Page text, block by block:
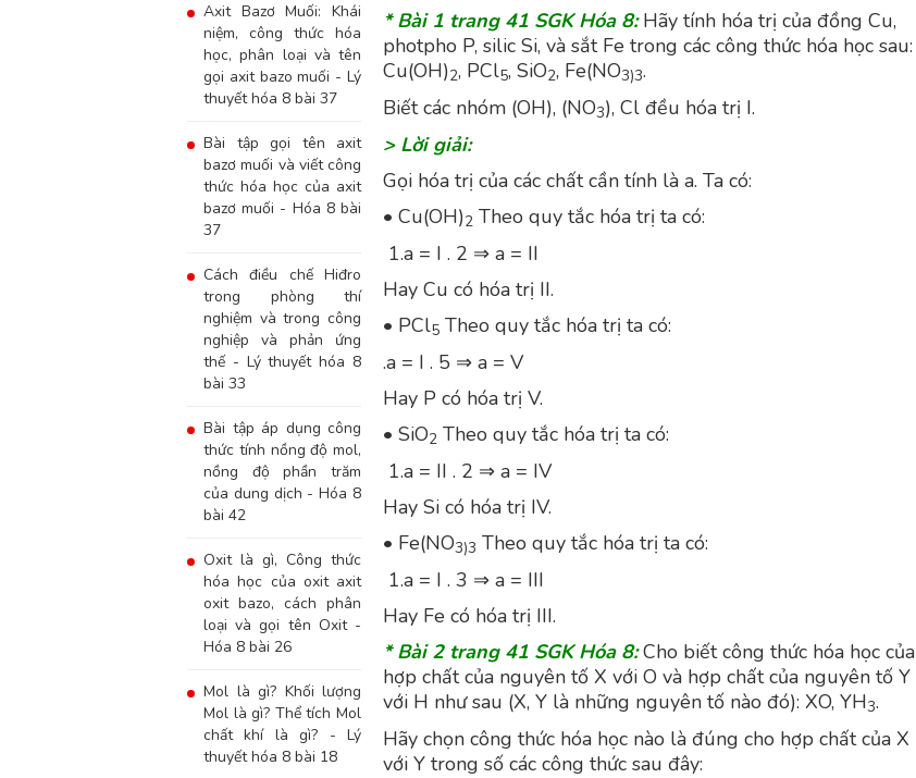
Axit Bazơ Muối: Khái
niệm, công thức hóa
học, phân loại và tên
gọi axit bazo muối - Lý
thuyết hóa 8 bài 37
Bài tập gọi tên axit
bazơ muối và viết công
thức hóa học của axit
bazơ muối - Hóa 8 bài
37
Cách điều chế Hiđro
trong phòng thí
nghiệm và trong công
nghiệp và phản ứng
thế - Lý thuyết hóa 8
bài 33
Bài tập áp dụng công
thức tính nồng độ mol,
nồng độ phần trăm
của dung dịch - Hóa 8
bài 42
Oxit là gì, Công thức
hóa học của oxit axit
oxit bazo, cách phân
loại và gọi tên Oxit -
Hóa 8 bài 26
Mol là gì? Khối lượng
Mol là gì? Thể tích Mol
chất khí là gì? - Lý
thuyết hóa 8 bài 18
* Bài 1 trang 41 SGK Hóa 8: Hãy tính hóa trị của đồng Cu,
photpho P, silic Si, và sắt Fe trong các công thức hóa học sau:
Cu(OH)2, PCl5, SiO2, Fe(NO3)3.
Biết các nhóm (OH), (NO3), Cl đều hóa trị I.
> Lời giải:
Gọi hóa trị của các chất cần tính là a. Ta có:
• Cu(OH)2 Theo quy tắc hóa trị ta có:
1.a = I . 2 ⇒ a = II
Hay Cu có hóa trị II.
• PCl5 Theo quy tắc hóa trị ta có:
.a = I . 5 ⇒ a = V
Hay P có hóa trị V.
• SiO2 Theo quy tắc hóa trị ta có:
1.a = II . 2 ⇒ a = IV
Hay Si có hóa trị IV.
• Fe(NO3)3 Theo quy tắc hóa trị ta có:
1.a = I . 3 ⇒ a = III
Hay Fe có hóa trị III.
* Bài 2 trang 41 SGK Hóa 8: Cho biết công thức hóa học của
hợp chất của nguyên tố X với O và hợp chất của nguyên tố Y
với H như sau (X, Y là những nguyên tố nào đó): XO, YH3.
Hãy chọn công thức hóa học nào là đúng cho hợp chất của X
với Y trong số các công thức sau đây: